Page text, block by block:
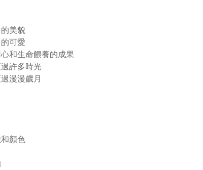
美貌
可愛
和生命餵養的成果
許多時光
漫漫歲月
顏色